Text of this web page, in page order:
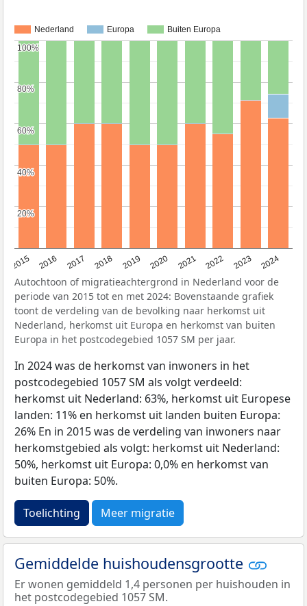
Nederland Europa Buiten Europa
2015 2016 2017 2018 2019 2020 2021 2022 2023 2024
20%
20%
40%
40%
60%
60%
80%
80%
100%
100%
Autochtoon of migratieachtergrond in Nederland voor de
periode van 2015 tot en met 2024: Bovenstaande grafiek
toont de verdeling van de bevolking naar herkomst uit
Nederland, herkomst uit Europa en herkomst van buiten
Europa in het postcodegebied 1057 SM per jaar.
In 2024 was de herkomst van inwoners in het
postcodegebied 1057 SM als volgt verdeeld:
herkomst uit Nederland: 63%, herkomst uit Europese
landen: 11% en herkomst uit landen buiten Europa:
26% En in 2015 was de verdeling van inwoners naar
herkomstgebied als volgt: herkomst uit Nederland:
50%, herkomst uit Europa: 0,0% en herkomst van
buiten Europa: 50%.
Toelichting Meer migratie
Gemiddelde huishoudensgrootte
Er wonen gemiddeld 1,4 personen per huishouden in
het postcodegebied 1057 SM.